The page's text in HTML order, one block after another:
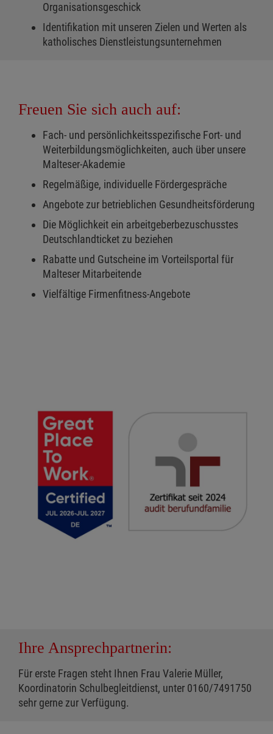
Organisationsgeschick
Identifikation mit unseren Zielen und Werten als
katholisches Dienstleistungsunternehmen
Freuen Sie sich auch auf:
Fach- und persönlichkeitsspezifische Fort- und
Weiterbildungsmöglichkeiten, auch über unsere
Malteser-Akademie
Regelmäßige, individuelle Fördergespräche
Angebote zur betrieblichen Gesundheitsförderung
Die Möglichkeit ein arbeitgeberbezuschusstes
Deutschlandticket zu beziehen
Rabatte und Gutscheine im Vorteilsportal für
Malteser Mitarbeitende
Vielfältige Firmenfitness-Angebote
Ihre Ansprechpartnerin:
Für erste Fragen steht Ihnen Frau Valerie Müller,
Koordinatorin Schulbegleitdienst, unter 0160/7491750
sehr gerne zur Verfügung.